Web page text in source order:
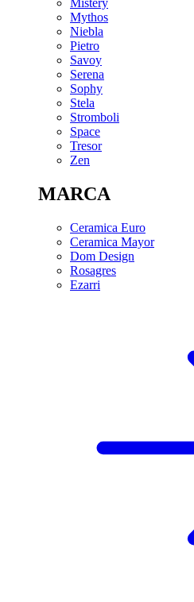
Mistery
Mythos
Niebla
Pietro
Savoy
Serena
Sophy
Stela
Stromboli
Space
Tresor
Zen
MARCA
Ceramica Euro
Ceramica Mayor
Dom Design
Rosagres
Ezarri